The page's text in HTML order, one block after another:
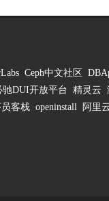
Ceph中文社区
驰DUI开放平台 精灵云
客栈 openinstall 阿里